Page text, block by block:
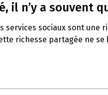
il n’y a souvent
services sociaux sont
richesse partagée ne